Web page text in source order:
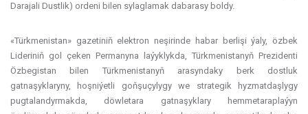
Darajali Dustlik) ordeni bilen sylaglamak dabarasy boldy.
«Türkmenistan» gazetiniň elektron neşirinde habar berlişi ýaly, özbek
Lideriniň gol çeken Permanyna laýyklykda, Türkmenistanyň Prezidenti
Özbegistan bilen Türkmenistanyň arasyndaky berk dostluk
gatnaşyklaryny, hoşniýetli goňşuçylygy we strategik hyzmatdaşlygy
pugtalandyrmakda, döwletara gatnaşyklary hemmetaraplaýyn